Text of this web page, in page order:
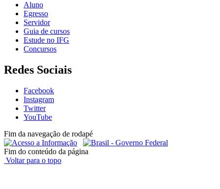
Aluno
Egresso
Servidor
Guia de cursos
Estude no IFG
Concursos
Redes Sociais
Facebook
Instagram
Twitter
YouTube
Fim da navegação de rodapé
Fim do conteúdo da página
Voltar para o topo